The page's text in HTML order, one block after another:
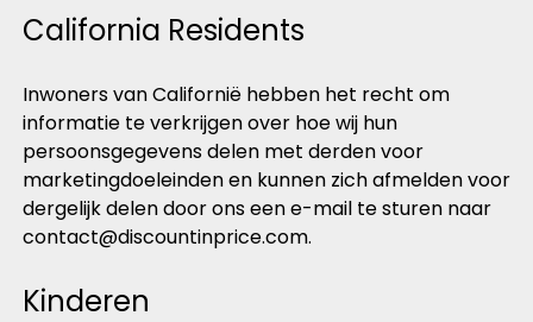
California Residents
Inwoners van Californië hebben het recht om
informatie te verkrijgen over hoe wij hun
persoonsgegevens delen met derden voor
marketingdoeleinden en kunnen zich afmelden voor
dergelijk delen door ons een e-mail te sturen naar
contact@discountinprice.com.
Kinderen